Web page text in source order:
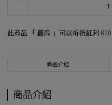
此商品 「 最高 」可以折抵紅利 690
商品介紹
商品介紹